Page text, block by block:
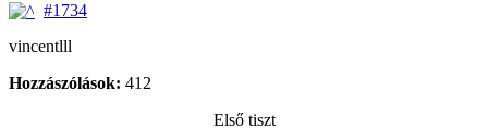
#1734
vincentlll
Hozzászólások: 412
Első tiszt